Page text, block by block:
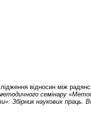
відносин між
семінару
Збірник наукових